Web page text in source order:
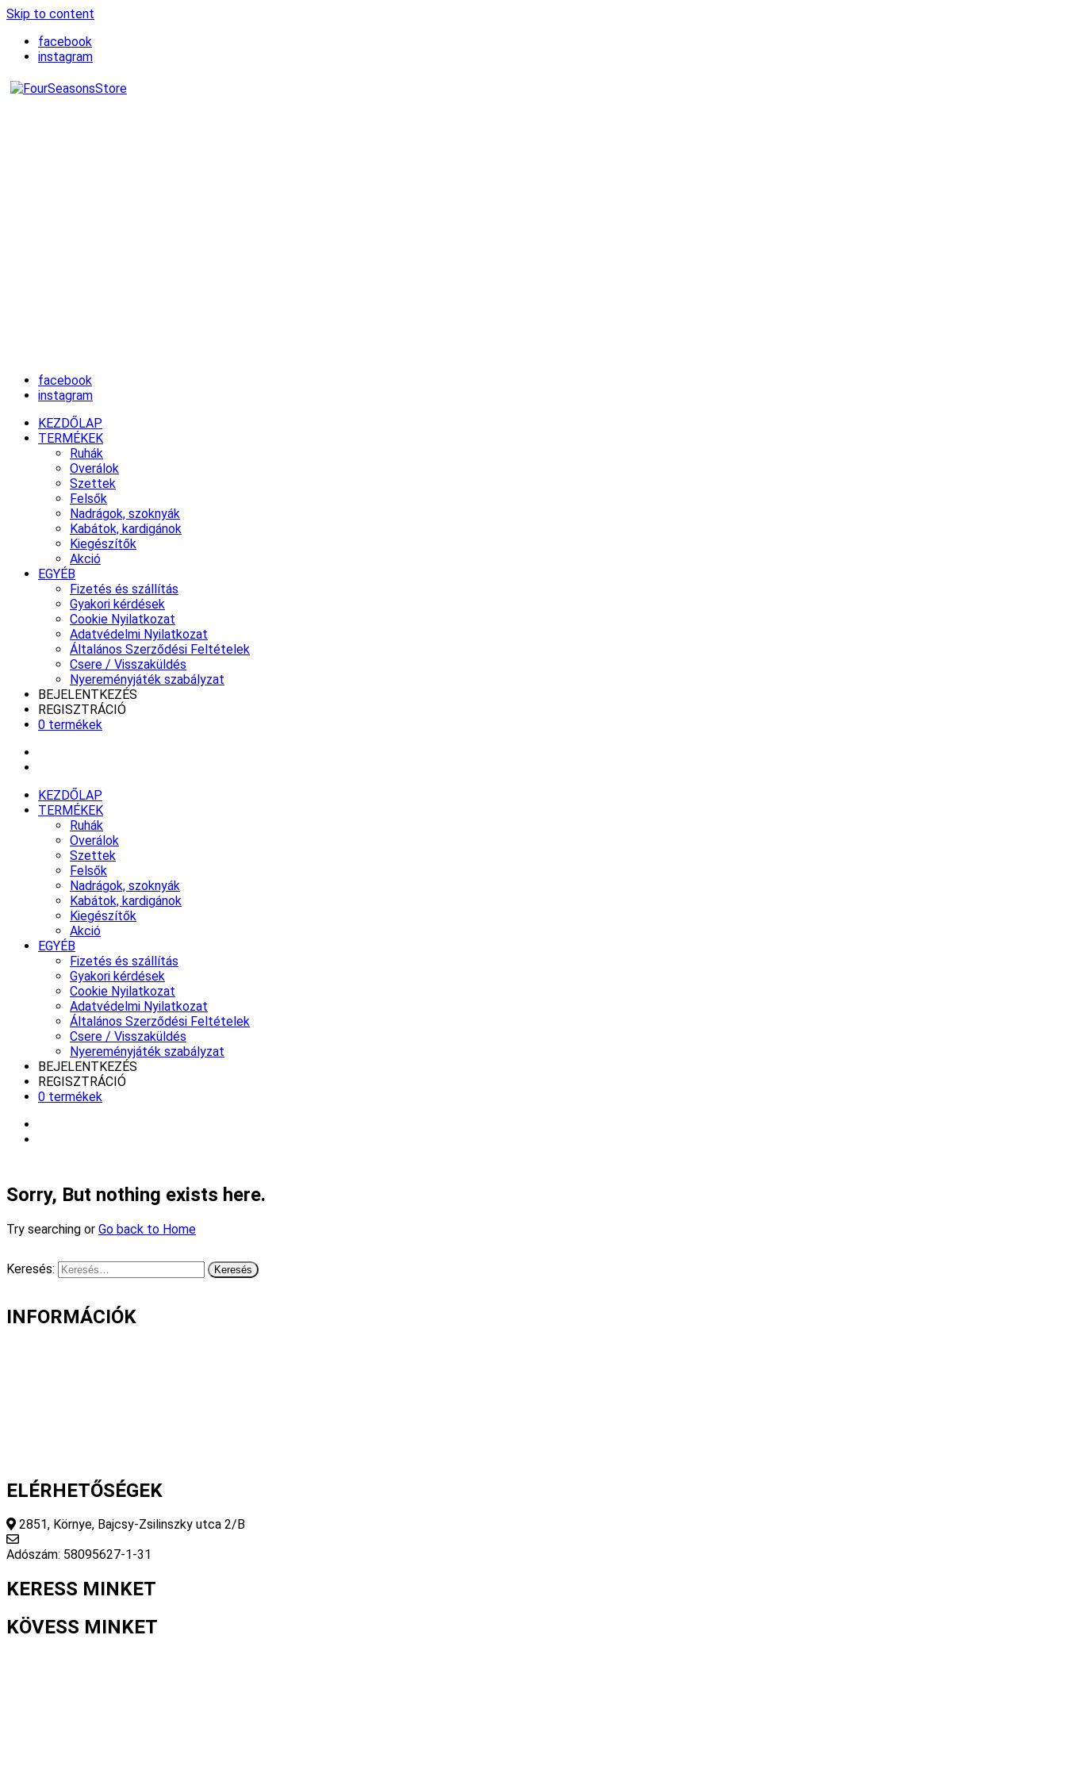
Skip to content
facebook
instagram
facebook
instagram
KEZDŐLAP
TERMÉKEK
Ruhák
Overálok
Szettek
Felsők
Nadrágok, szoknyák
Kabátok, kardigánok
Kiegészítők
Akció
EGYÉB
Fizetés és szállítás
Gyakori kérdések
Cookie Nyilatkozat
Adatvédelmi Nyilatkozat
Általános Szerződési Feltételek
Csere / Visszaküldés
Nyereményjáték szabályzat
BEJELENTKEZÉS
REGISZTRÁCIÓ
0 termékek
KEZDŐLAP
TERMÉKEK
Ruhák
Overálok
Szettek
Felsők
Nadrágok, szoknyák
Kabátok, kardigánok
Kiegészítők
Akció
EGYÉB
Fizetés és szállítás
Gyakori kérdések
Cookie Nyilatkozat
Adatvédelmi Nyilatkozat
Általános Szerződési Feltételek
Csere / Visszaküldés
Nyereményjáték szabályzat
BEJELENTKEZÉS
REGISZTRÁCIÓ
0 termékek
Sorry, But nothing exists here.
Try searching or Go back to Home
Keresés:
INFORMÁCIÓK
ELÉRHETŐSÉGEK
2851, Környe, Bajcsy-Zsilinszky utca 2/B
Adószám: 58095627-1-31
KERESS MINKET
KÖVESS MINKET